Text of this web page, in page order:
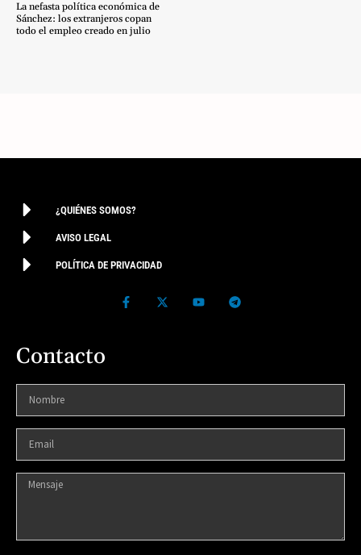
La nefasta política económica de
Sánchez: los extranjeros copan
todo el empleo creado en julio
¿QUIÉNES SOMOS?
AVISO LEGAL
POLÍTICA DE PRIVACIDAD
Contacto